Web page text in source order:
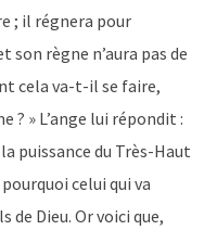
; il régnera pour
son règne n’aura pas de
cela va-t-il se faire,
? » L’ange lui répondit :
puissance du Très-Haut
celui qui va
de Dieu. Or voici que,